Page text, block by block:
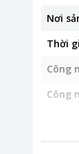
Nơi
Thời
Công
Công